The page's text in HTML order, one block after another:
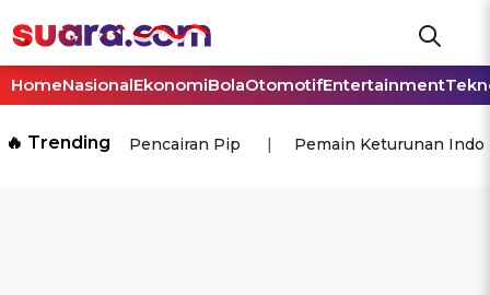
HomeNasionalEkonomiBolaOtomotifEntertainment
🔥 Trending Pencairan Pip Pemain Keturunan